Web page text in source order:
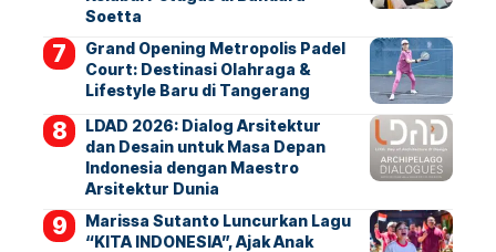
Soetta
Grand Opening Metropolis Padel
Court: Destinasi Olahraga &
Lifestyle Baru di Tangerang
LDAD 2026: Dialog Arsitektur
dan Desain untuk Masa Depan
Indonesia dengan Maestro
Arsitektur Dunia
Marissa Sutanto Luncurkan Lagu
“KITA INDONESIA”, Ajak Anak